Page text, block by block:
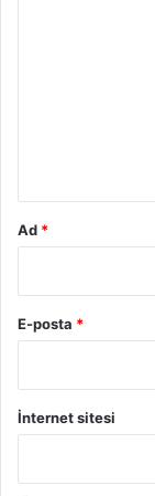
Ad *
E-posta *
İnternet sitesi